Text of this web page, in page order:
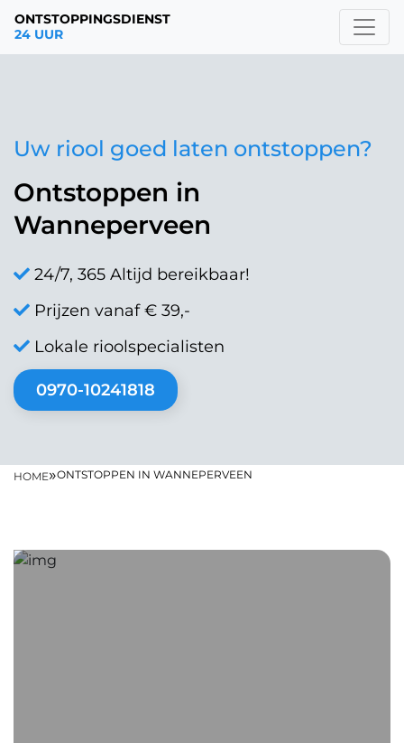
ONTSTOPPINGSDIENST
24 UUR
Uw riool goed laten ontstoppen?
Ontstoppen in
Wanneperveen
24/7, 365 Altijd bereikbaar!
Prijzen vanaf € 39,-
Lokale rioolspecialisten
0970-10241818
HOME»ONTSTOPPEN IN WANNEPERVEEN